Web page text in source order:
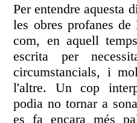
Per entendre aquesta
les obres profanes
com, en aquell
escrita per
circumstancials, i
l'altre. Un cop
podia no tornar a
es fa encara més